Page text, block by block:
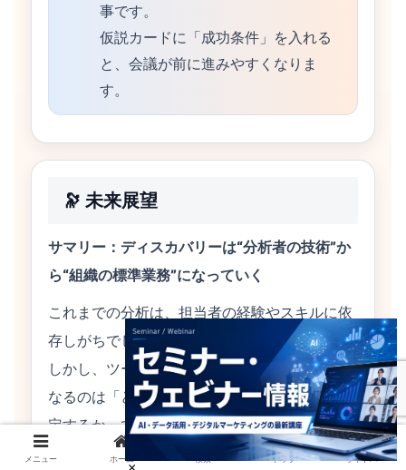
事です。
仮説カードに「成功条件」を入れる
と、会議が前に進みやすくなりま
す。
🔭 未来展望
サマリー：ディスカバリーは“分析者の技術”か
ら“組織の標準業務”になっていく
これまでの分析は、担当者の経験やスキルに依
存しがちでした。
しかし、ツールやAIの支援が進むほど、重要に
なるのは「どんな問いで掘るか」「どう意思決
定するか」です。
メニュー ホーム 検索 トップ サイドバー